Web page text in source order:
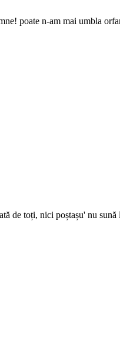
poate n-am mai umbla
de toți, nici poștașu' nu